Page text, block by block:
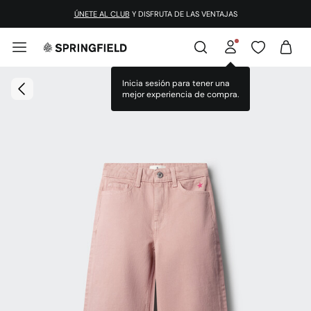
ÚNETE AL CLUB Y DISFRUTA DE LAS VENTAJAS
Inicia sesión para tener una
mejor experiencia de compra.